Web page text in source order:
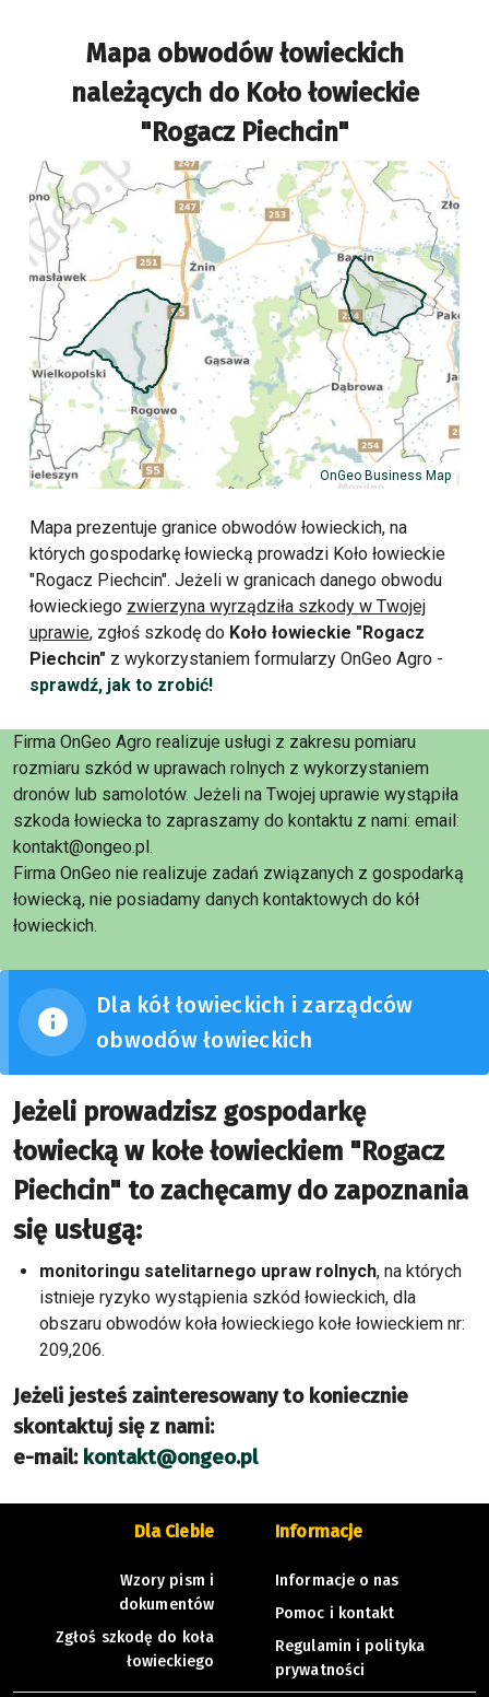
Mapa obwodów łowieckich
należących do Koło łowieckie
"Rogacz Piechcin"
OnGeo Business Map
Mapa prezentuje granice obwodów łowieckich, na
których gospodarkę łowiecką prowadzi Koło łowieckie
"Rogacz Piechcin". Jeżeli w granicach danego obwodu
łowieckiego zwierzyna wyrządziła szkody w Twojej
uprawie, zgłoś szkodę do Koło łowieckie "Rogacz
Piechcin" z wykorzystaniem formularzy OnGeo Agro -
sprawdź, jak to zrobić!
Firma OnGeo Agro realizuje usługi z zakresu pomiaru
rozmiaru szkód w uprawach rolnych z wykorzystaniem
dronów lub samolotów. Jeżeli na Twojej uprawie wystąpiła
szkoda łowiecka to zapraszamy do kontaktu z nami: email:
kontakt@ongeo.pl.
Firma OnGeo nie realizuje zadań związanych z gospodarką
łowiecką, nie posiadamy danych kontaktowych do kół
łowieckich.
Dla kół łowieckich i zarządców
obwodów łowieckich
Jeżeli prowadzisz gospodarkę
łowiecką w kołe łowieckiem "Rogacz
Piechcin" to zachęcamy do zapoznania
się usługą:
monitoringu satelitarnego upraw rolnych, na których
istnieje ryzyko wystąpienia szkód łowieckich, dla
obszaru obwodów koła łowieckiego kołe łowieckiem nr:
209,206.
Jeżeli jesteś zainteresowany to koniecznie
skontaktuj się z nami:
e-mail: kontakt@ongeo.pl
Dla Ciebie
Wzory pism i
dokumentów
Zgłoś szkodę do koła
łowieckiego
Informacje
Informacje o nas
Pomoc i kontakt
Regulamin i polityka
prywatności